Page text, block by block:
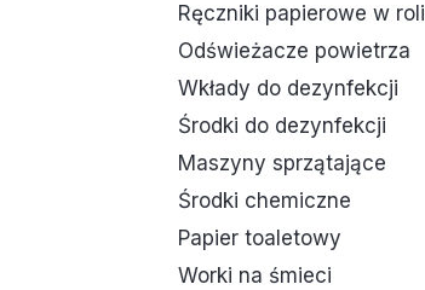
Ręczniki papierowe w roli
Odświeżacze powietrza
Wkłady do dezynfekcji
Środki do dezynfekcji
Maszyny sprzątające
Środki chemiczne
Papier toaletowy
Worki na śmieci